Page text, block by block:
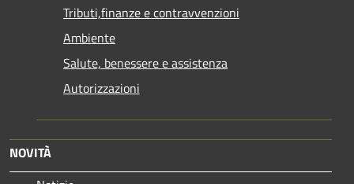
Tributi,finanze e contravvenzioni
Ambiente
Salute, benessere e assistenza
Autorizzazioni
NOVITÀ